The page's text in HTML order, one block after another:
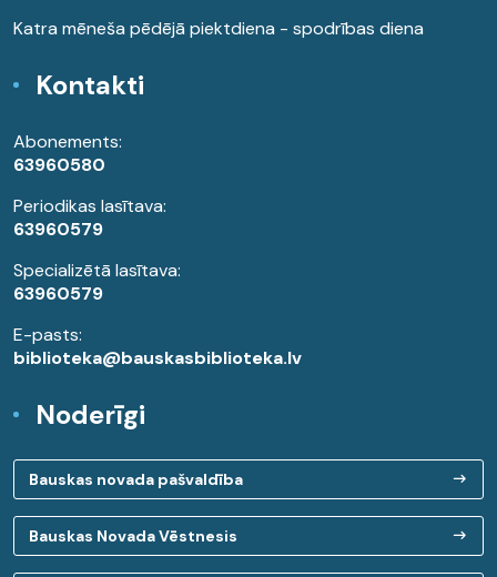
Katra mēneša pēdējā piektdiena - spodrības diena
Kontakti
Abonements:
63960580
Periodikas lasītava:
63960579
Specializētā lasītava:
63960579
E-pasts:
biblioteka@bauskasbiblioteka.lv
Noderīgi
Bauskas novada pašvaldība
Bauskas Novada Vēstnesis